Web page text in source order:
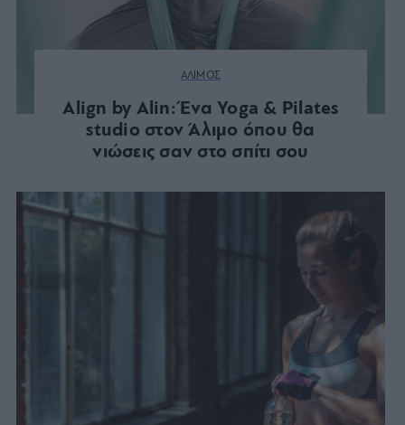
ΑΛΙΜΟΣ
Align by Alin: Ένα Yoga & Pilates
studio στον Άλιμο όπου θα
νιώσεις σαν στο σπίτι σου